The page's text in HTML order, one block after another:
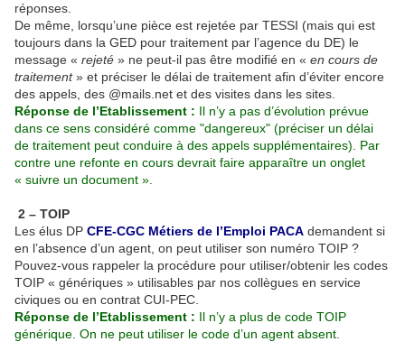
réponses.
De même, lorsqu’une pièce est rejetée par TESSI (mais qui est
toujours dans la GED pour traitement par l’agence du DE) le
message « rejeté » ne peut-il pas être modifié en « en cours de
traitement» et préciser le délai de traitement afin d’éviter encore
des appels, des @mails.net et des visites dans les sites.
Réponse de l’Etablissement : Il n’y a pas d’évolution prévue
dans ce sens considéré comme "dangereux" (préciser un délai
de traitement peut conduire à des appels supplémentaires). Par
contre une refonte en cours devrait faire apparaître un onglet
« suivre un document ».
2 – TOIP
Les élus DP CFE-CGC Métiers de l’Emploi PACA demandent si
en l’absence d’un agent, on peut utiliser son numéro TOIP ?
Pouvez-vous rappeler la procédure pour utiliser/obtenir les codes
TOIP « génériques » utilisables par nos collègues en service
civiques ou en contrat CUI-PEC.
Réponse de l’Etablissement : Il n’y a plus de code TOIP
générique. On ne peut utiliser le code d’un agent absent.